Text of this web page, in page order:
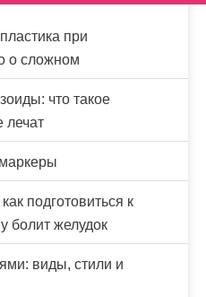
при
о сложном
что такое
лечат
подготовиться к
болит желудок
виды, стили и